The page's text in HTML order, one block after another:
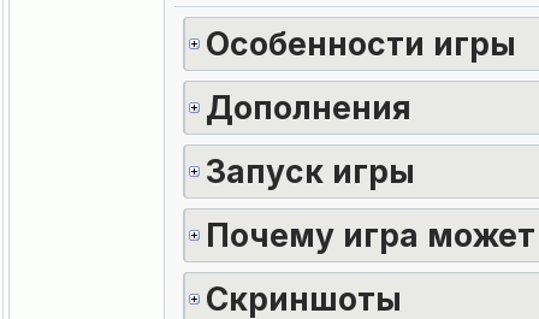
Особенности игры
Дополнения
Запуск игры
Почему игра может
Скриншоты